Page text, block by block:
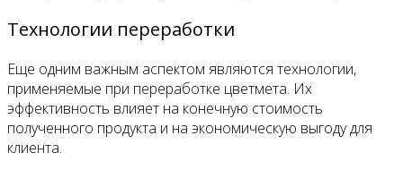
Технологии переработки
Еще одним важным аспектом являются технологии,
применяемые при переработке цветмета. Их
эффективность влияет на конечную стоимость
полученного продукта и на экономическую выгоду для
клиента.